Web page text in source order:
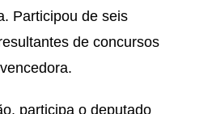
Participou de seis
de concursos
participa o deputado